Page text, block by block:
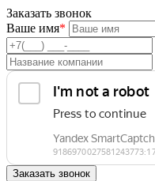
Заказать звонок
Ваше имя*